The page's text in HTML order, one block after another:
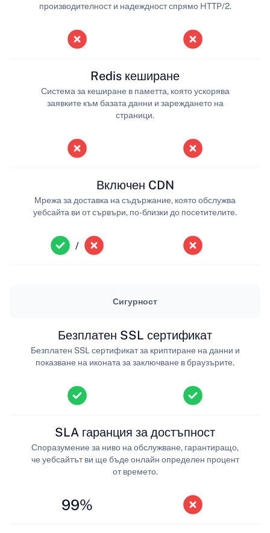
производителност и надеждност спрямо HTTP/2.
Redis кеширане
Система за кеширане в паметта, която ускорява
заявките към базата данни и зареждането на
страници.
/
Включен CDN
Мрежа за доставка на съдържание, която обслужва
уебсайта ви от сървъри, по-близки до посетителите.
Сигурност
Безплатен SSL сертификат
Безплатен SSL сертификат за криптиране на данни и
показване на иконата за заключване в браузърите.
99%
SLA гаранция за достъпност
Споразумение за ниво на обслужване, гарантиращо,
че уебсайтът ви ще бъде онлайн определен процент
от времето.